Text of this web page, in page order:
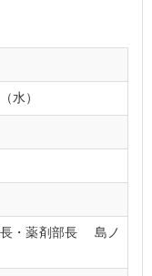
水）
長・薬剤部長 島ノ